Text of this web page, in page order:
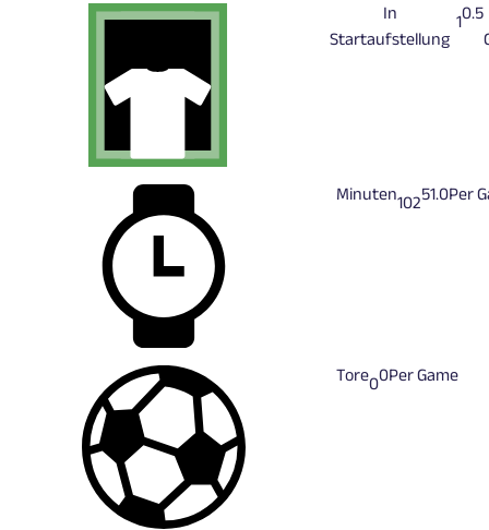
In
Startaufstellung
10.5
Minuten10251.0Per
Tore00Per Game